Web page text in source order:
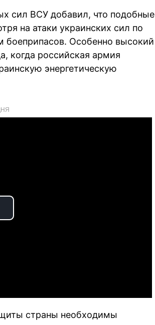
сил ВСУ добавил, что подобные
на атаки украинских сил по
Особенно высокий
когда российская армия
энергетическую
страны необходимы